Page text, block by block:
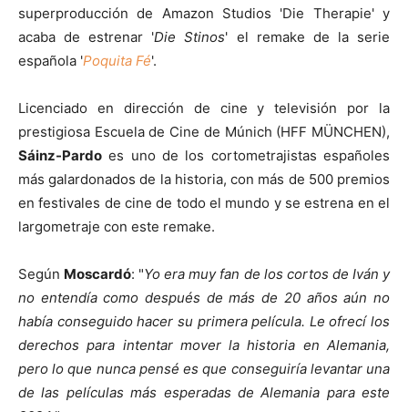
superproducción de Amazon Studios 'Die Therapie' y
acaba de estrenar 'Die Stinos' el remake de la serie
española 'Poquita Fé'.
Licenciado en dirección de cine y televisión por la
prestigiosa Escuela de Cine de Múnich (HFF MÜNCHEN),
Sáinz-Pardo es uno de los cortometrajistas españoles
más galardonados de la historia, con más de 500 premios
en festivales de cine de todo el mundo y se estrena en el
largometraje con este remake.
Según Moscardó: "Yo era muy fan de los cortos de Iván y
no entendía como después de más de 20 años aún no
había conseguido hacer su primera película. Le ofrecí los
derechos para intentar mover la historia en Alemania,
pero lo que nunca pensé es que conseguiría levantar una
de las películas más esperadas de Alemania para este